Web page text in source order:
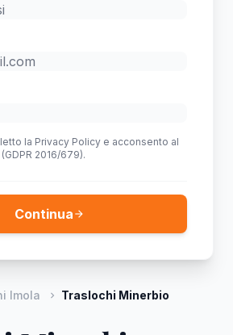
la Privacy Policy e acconsento al
2016/679).
Continua arrow_forward
Imola chevron_right Traslochi Minerbio